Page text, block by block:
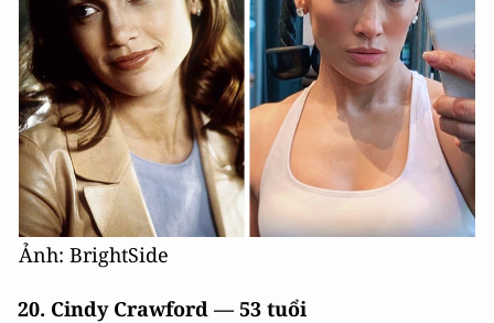
Ảnh: BrightSide
20. Cindy Crawford — 53 tuổi